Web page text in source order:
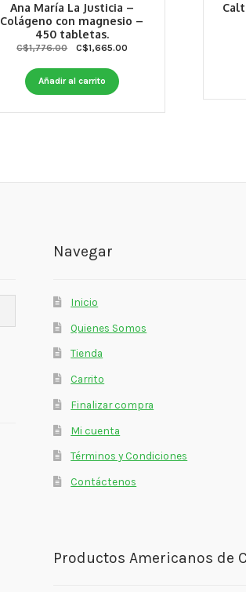
Ana María La Justicia –
Colágeno con magnesio –
450 tabletas.
C$1,776.00
Original
was:
C$1,776.00.
C$1,665.00Current
Añadir al carrito
Navegar
Inicio
Quienes Somos
Tienda
Carrito
Finalizar compra
Mi cuenta
Términos y Condiciones
Contáctenos
Productos Americanos de